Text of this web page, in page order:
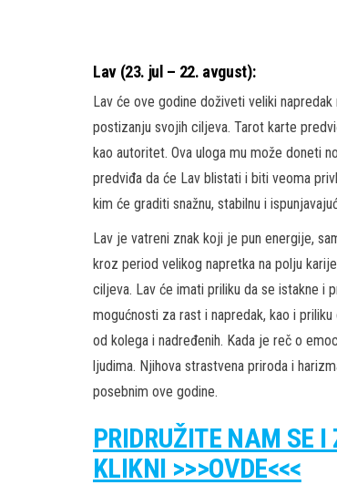
Lav (23. jul – 22. avgust):
Lav će ove godine doživeti veliki
postizanju svojih ciljeva. Tarot karte
kao autoritet. Ova uloga mu može doneti
predviđa da će Lav blistati i biti veoma
kim će graditi snažnu, stabilnu i
Lav je vatreni znak koji je pun energije,
kroz period velikog napretka na polju
ciljeva. Lav će imati priliku da se istakne i
mogućnosti za rast i napredak, kao i
od kolega i nadređenih. Kada je reč o
ljudima. Njihova strastvena priroda i
posebnim ove godine.
PRIDRUŽITE NAM SE
KLIKNI >>>OVDE<<<